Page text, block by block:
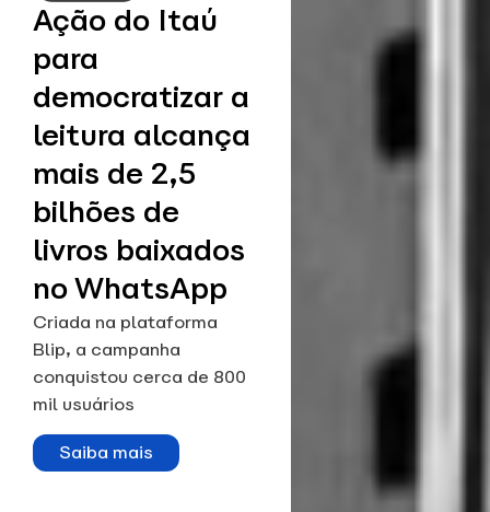
Ação do Itaú
para
democratizar a
leitura alcança
mais de 2,5
bilhões de
livros baixados
no WhatsApp
Criada na plataforma
Blip, a campanha
conquistou cerca de 800
mil usuários
Saiba mais